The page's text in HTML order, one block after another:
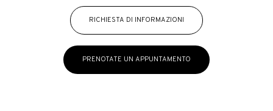
RICHIESTA DI INFORMAZIONI
PRENOTATE UN APPUNTAMENTO